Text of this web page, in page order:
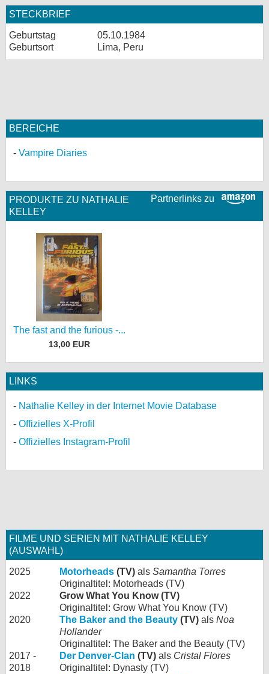
STECKBRIEF
Geburtstag
05.10.1984
Geburtsort
Lima, Peru
BEREICHE
Vampire Diaries
Partnerlinks zu
PRODUKTE ZU NATHALIE
KELLEY
The fast and the furious -...
13,00 EUR
LINKS
Nathalie Kelley in der Internet Movie Database
Offizielles X-Profil
Offizielles Instagram-Profil
FILME UND SERIEN MIT NATHALIE KELLEY
(AUSWAHL)
2025 Motorheads (TV) als Samantha Torres
Originaltitel: Motorheads (TV)
2022
Grow What You Know (TV)
Originaltitel: Grow What You Know (TV)
2020
The Baker and the Beauty (TV) als Noa
Hollander
Originaltitel: The Baker and the Beauty (TV)
2017 -
2018
Der Denver-Clan (TV) als Cristal Flores
Originaltitel: Dynasty (TV)